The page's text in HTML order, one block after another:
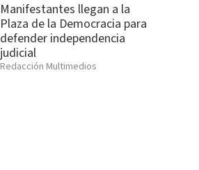
Manifestantes llegan a la
Plaza de la Democracia para
defender independencia
judicial
Redacción Multimedios